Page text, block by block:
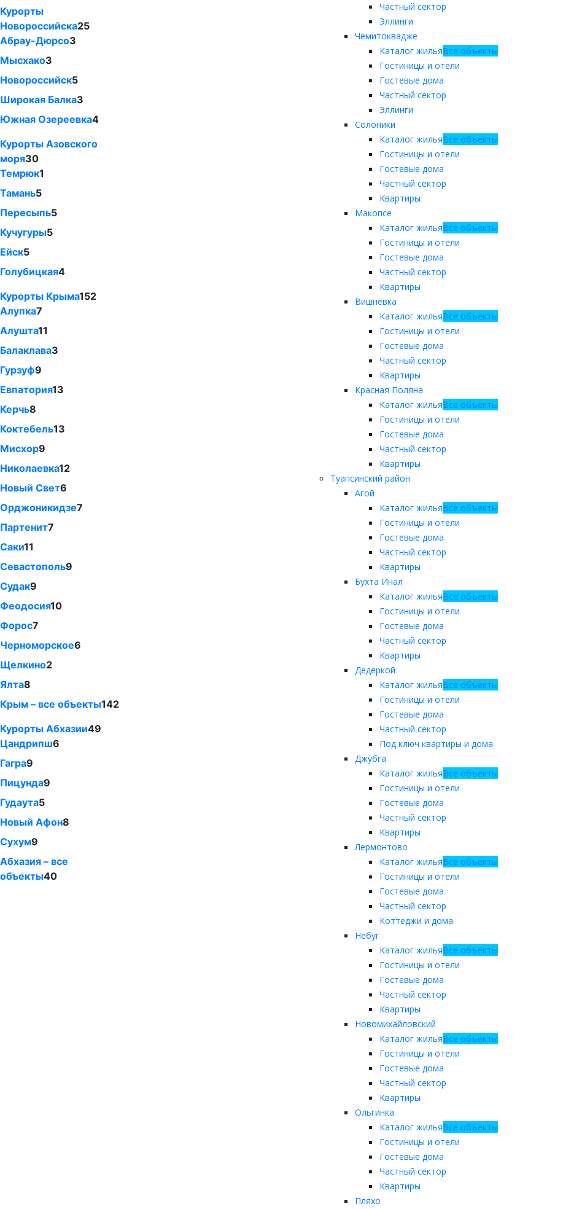
Курорты
Новороссийска25
Абрау-Дюрсо3
Мысхако3
Новороссийск5
Широкая Балка3
Южная Озереевка4
Курорты Азовского
моря30
Темрюк1
Тамань5
Пересыпь5
Кучугуры5
Ейск5
Голубицкая4
Курорты Крыма152
Алупка7
Алушта11
Балаклава3
Гурзуф9
Евпатория13
Керчь8
Коктебель13
Мисхор9
Николаевка12
Новый Свет6
Орджоникидзе7
Партенит7
Саки11
Севастополь9
Судак9
Феодосия10
Форос7
Черноморское6
Щелкино2
Ялта8
Крым – все объекты142
Курорты Абхазии49
Цандрипш6
Гагра9
Пицунда9
Гудаута5
Новый Афон8
Сухум9
Абхазия – все
объекты40
Частный сектор
Эллинги
Чемитоквадже
Каталог жильяВсе объекты
Гостиницы и отели
Гостевые дома
Частный сектор
Эллинги
Солоники
Каталог жильяВсе объекты
Гостиницы и отели
Гостевые дома
Частный сектор
Квартиры
Макопсе
Каталог жильяВсе объекты
Гостиницы и отели
Гостевые дома
Частный сектор
Квартиры
Вишневка
Каталог жильяВсе объекты
Гостиницы и отели
Гостевые дома
Частный сектор
Квартиры
Красная Поляна
Каталог жильяВсе объекты
Гостиницы и отели
Гостевые дома
Частный сектор
Квартиры
Туапсинский район
Агой
Каталог жильяВсе объекты
Гостиницы и отели
Гостевые дома
Частный сектор
Квартиры
Бухта Инал
Каталог жильяВсе объекты
Гостиницы и отели
Гостевые дома
Частный сектор
Квартиры
Дедеркой
Каталог жильяВсе объекты
Гостиницы и отели
Гостевые дома
Частный сектор
Под ключ квартиры и дома
Джубга
Каталог жильяВсе объекты
Гостиницы и отели
Гостевые дома
Частный сектор
Квартиры
Лермонтово
Каталог жильяВсе объекты
Гостиницы и отели
Гостевые дома
Частный сектор
Коттеджи и дома
Небуг
Каталог жильяВсе объекты
Гостиницы и отели
Гостевые дома
Частный сектор
Квартиры
Новомихайловский
Каталог жильяВсе объекты
Гостиницы и отели
Гостевые дома
Частный сектор
Квартиры
Ольгинка
Каталог жильяВсе объекты
Гостиницы и отели
Гостевые дома
Частный сектор
Квартиры
Пляхо